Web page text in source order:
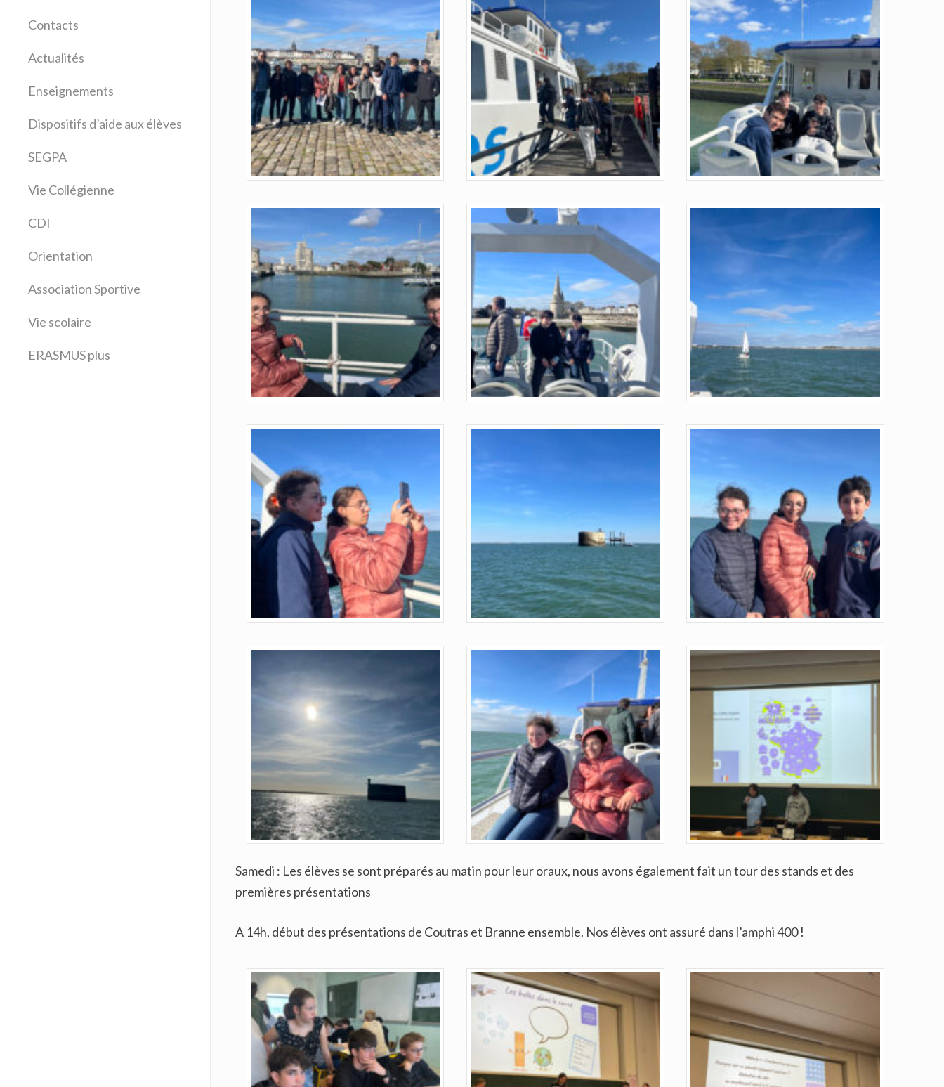
Contacts
Actualités
Enseignements
Allemand
Anglais
Arts plastiques
Education musicale
Espagnol
Français
Latin
Sciences physiques
Technologie
Dispositifs d’aide aux élèves
SEGPA
Vie Collégienne
CDI
Orientation
Association Sportive
Vie scolaire
ERASMUS plus
Samedi : Les élèves se sont préparés au matin pour leur oraux, nous avons également fait un tour des stands et des
premières présentations
A 14h, début des présentations de Coutras et Branne ensemble. Nos élèves ont assuré dans l’amphi 400 !